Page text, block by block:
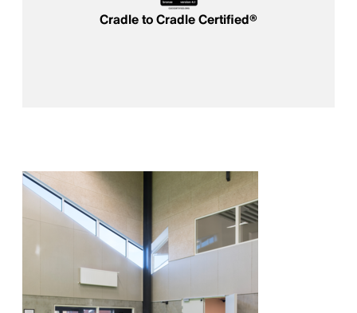
Cradle to Cradle Certified®